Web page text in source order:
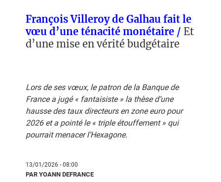
François Villeroy de Galhau fait le
vœu d’une ténacité monétaire / Et
d’une mise en vérité budgétaire
Lors de ses vœux, le patron de la Banque de
France a jugé « fantaisiste» la thèse d’une
hausse des taux directeurs en zone euro pour
2026 et a pointé le « triple étouffement» qui
pourrait menacer l’Hexagone.
13/01/2026 - 08:00
PAR YOANN DEFRANCE